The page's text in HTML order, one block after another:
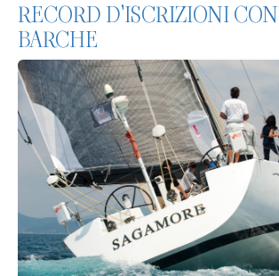
RECORD D'ISCRIZIONI CON
BARCHE